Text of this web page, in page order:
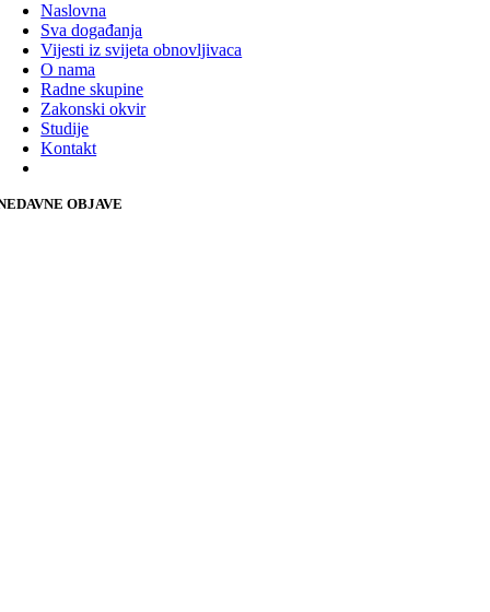
Naslovna
Sva događanja
Vijesti iz svijeta obnovljivaca
O nama
Radne skupine
Zakonski okvir
Studije
Kontakt
OBJAVE